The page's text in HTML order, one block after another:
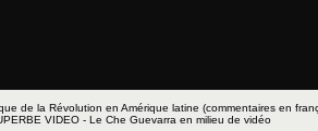
de la Révolution en Amérique latine (commentaires en
VIDEO - Le Che Guevarra en milieu de vidéo